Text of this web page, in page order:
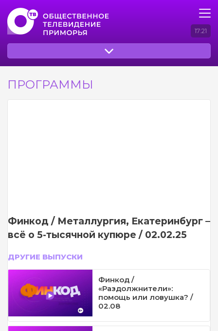
17:21
ПРОГРАММЫ
Финкод / Металлургия, Екатеринбург –
всё о 5-тысячной купюре / 02.02.25
ДРУГИЕ ВЫПУСКИ
Финкод /
«Раздолжнители»:
помощь или ловушка? /
02.08